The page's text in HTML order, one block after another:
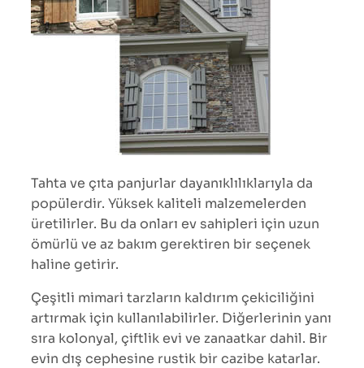
Tahta ve çıta panjurlar dayanıklılıklarıyla da
popülerdir. Yüksek kaliteli malzemelerden
üretilirler. Bu da onları ev sahipleri için uzun
ömürlü ve az bakım gerektiren bir seçenek
haline getirir.
Çeşitli mimari tarzların kaldırım çekiciliğini
artırmak için kullanılabilirler. Diğerlerinin yanı
sıra kolonyal, çiftlik evi ve zanaatkar dahil. Bir
evin dış cephesine rustik bir cazibe katarlar.